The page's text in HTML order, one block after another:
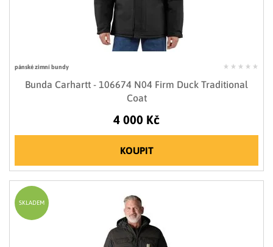
pánské zimní bundy
Bunda Carhartt - 106674 N04 Firm Duck Traditional
Coat
4 000 Kč
KOUPIT
SKLADEM